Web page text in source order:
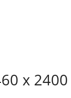
x